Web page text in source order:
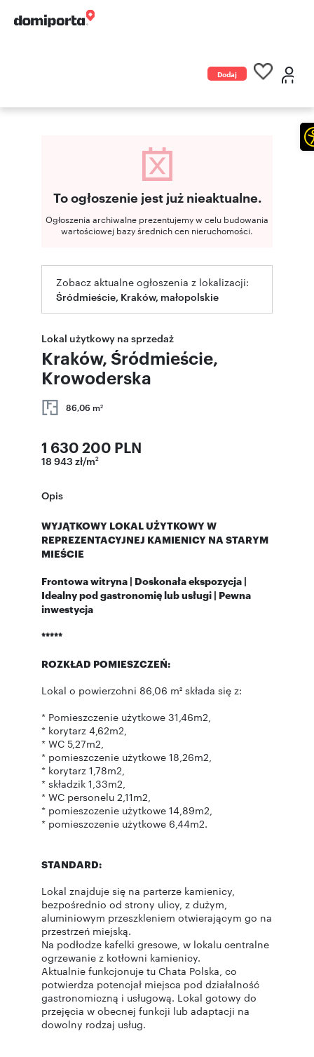
Dodaj
To ogłoszenie jest już nieaktualne.
Ogłoszenia archiwalne prezentujemy w celu budowania
wartościowej bazy średnich cen nieruchomości.
Zobacz aktualne ogłoszenia z lokalizacji:
Śródmieście, Kraków, małopolskie
Lokal użytkowy na sprzedaż
Kraków, Śródmieście,
Krowoderska
86,06 m2
1 630 200 PLN
18 943 zł/m2
Opis
WYJĄTKOWY LOKAL UŻYTKOWY W
REPREZENTACYJNEJ KAMIENICY NA STARYM
MIEŚCIE
Frontowa witryna | Doskonała ekspozycja |
Idealny pod gastronomię lub usługi | Pewna
inwestycja
*****
ROZKŁAD POMIESZCZEŃ:
Lokal o powierzchni 86,06 m² składa się z:
* Pomieszczenie użytkowe 31,46m2,
* korytarz 4,62m2,
* WC 5,27m2,
* pomieszczenie użytkowe 18,26m2,
* korytarz 1,78m2,
* składzik 1,33m2,
* WC personelu 2,11m2,
* pomieszczenie użytkowe 14,89m2,
* pomieszczenie użytkowe 6,44m2.
STANDARD:
Lokal znajduje się na parterze kamienicy,
bezpośrednio od strony ulicy, z dużym,
aluminiowym przeszkleniem otwierającym go na
przestrzeń miejską.
Na podłodze kafelki gresowe, w lokalu centralne
ogrzewanie z kotłowni kamienicy.
Aktualnie funkcjonuje tu Chata Polska, co
potwierdza potencjał miejsca pod działalność
gastronomiczną i usługową. Lokal gotowy do
przejęcia w obecnej funkcji lub adaptacji na
dowolny rodzaj usług.